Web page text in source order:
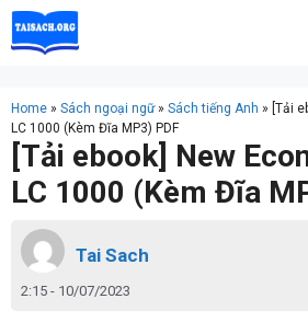
Skip
to
Home » Sách ngoại ngữ» Sách tiếng Anh » [Tải
LC 1000 (Kèm Đĩa MP3) PDF
[Tải ebook] New
LC 1000 (Kèm Đĩa
Tai Sach
2:15 - 10/07/2023